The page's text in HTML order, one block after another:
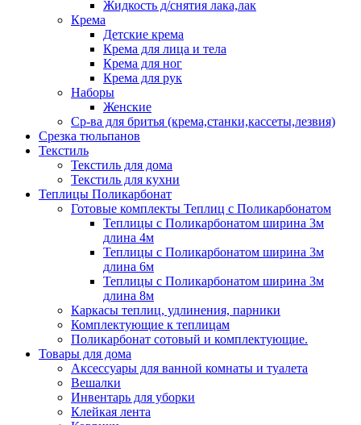
Жидкость д/снятия лака,лак
Крема
Детские крема
Крема для лица и тела
Крема для ног
Крема для рук
Наборы
Женские
Ср-ва для бритья (крема,станки,кассеты,лезвия)
Срезка тюльпанов
Текстиль
Текстиль для дома
Текстиль для кухни
Теплицы Поликарбонат
Готовые комплекты Теплиц с Поликарбонатом
Теплицы с Поликарбонатом ширина 3м
длина 4м
Теплицы с Поликарбонатом ширина 3м
длина 6м
Теплицы с Поликарбонатом ширина 3м
длина 8м
Каркасы теплиц, удлинения, парники
Комплектующие к теплицам
Поликарбонат сотовый и комплектующие.
Товары для дома
Аксессуары для ванной комнаты и туалета
Вешалки
Инвентарь для уборки
Клейкая лента